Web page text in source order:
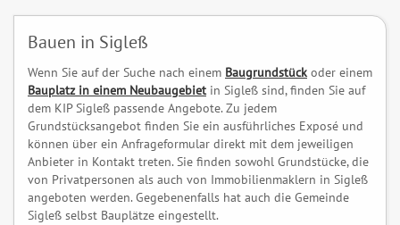
Bauen in Sigleß
Wenn Sie auf der Suche nach einem Baugrundstück oder einem
Bauplatz in einem Neubaugebiet in Sigleß sind, finden Sie auf
dem KIP Sigleß passende Angebote. Zu jedem
Grundstücksangebot finden Sie ein ausführliches Exposé und
können über ein Anfrageformular direkt mit dem jeweiligen
Anbieter in Kontakt treten. Sie finden sowohl Grundstücke, die
von Privatpersonen als auch von Immobilienmaklern in Sigleß
angeboten werden. Gegebenenfalls hat auch die Gemeinde
Sigleß selbst Bauplätze eingestellt.